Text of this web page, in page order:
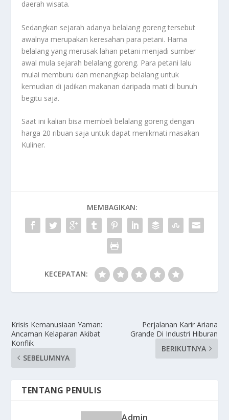
daerah wisata.
Sedangkan sejarah adanya belalang goreng tersebut
awalnya merupakan keresahan para petani. Hama
belalang yang merusak lahan petani menjadi sumber
awal mula sejarah belalang goreng. Para petani lalu
mulai memburu dan menangkap belalang untuk
kemudian di jadikan makanan daripada mati di bunuh
begitu saja.
Saat ini kalian bisa membeli belalang goreng dengan
harga 20 ribuan saja untuk dapat menikmati masakan
Kuliner.
MEMBAGIKAN:
KECEPATAN:
Krisis Kemanusiaan Yaman:
Ancaman Kelaparan Akibat
Konflik
SEBELUMNYA
Perjalanan Karir Ariana
Grande Di Industri Hiburan
BERIKUTNYA
TENTANG PENULIS
Admin